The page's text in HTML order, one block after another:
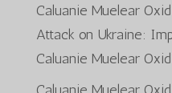
Caluanie Muelear
Attack on Ukraine:
Caluanie Muelear